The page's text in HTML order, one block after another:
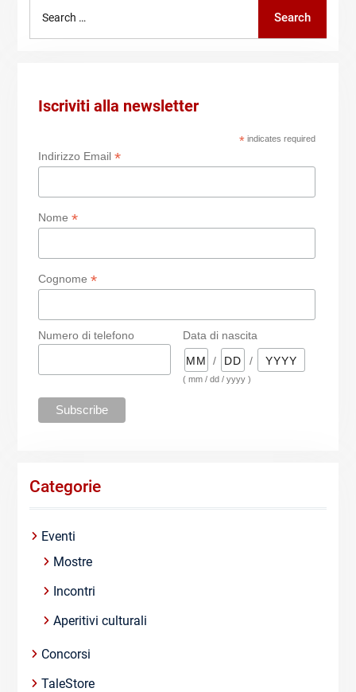
Search
Iscriviti alla newsletter
*indicates required
Indirizzo Email *
Nome *
Cognome *
Numero di telefono
Data di nascita
/
/
( mm / dd / yyyy )
Categorie
Eventi
Mostre
Incontri
Aperitivi culturali
Concorsi
TaleStore